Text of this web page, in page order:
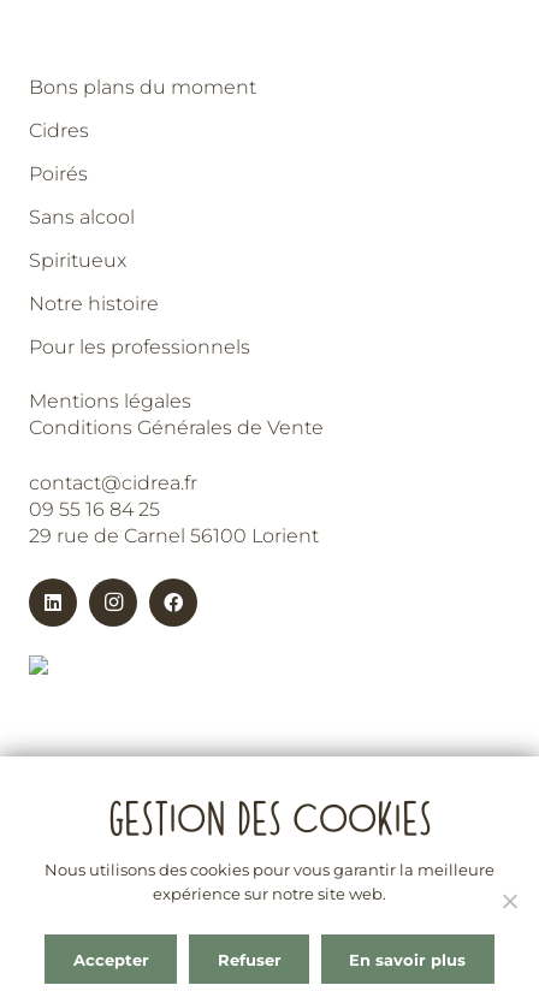
Bons plans du moment
Cidres
Poirés
Sans alcool
Spiritueux
Notre histoire
Pour les professionnels
Mentions légales
Conditions Générales de Vente
contact@cidrea.fr
09 55 16 84 25
29 rue de Carnel 56100 Lorient
avec modération. En cas de besoin consultez le site :
Nous utilisons des cookies pour vous garantir la meilleure
expérience sur notre site web.
Accepter Refuser En savoir plus